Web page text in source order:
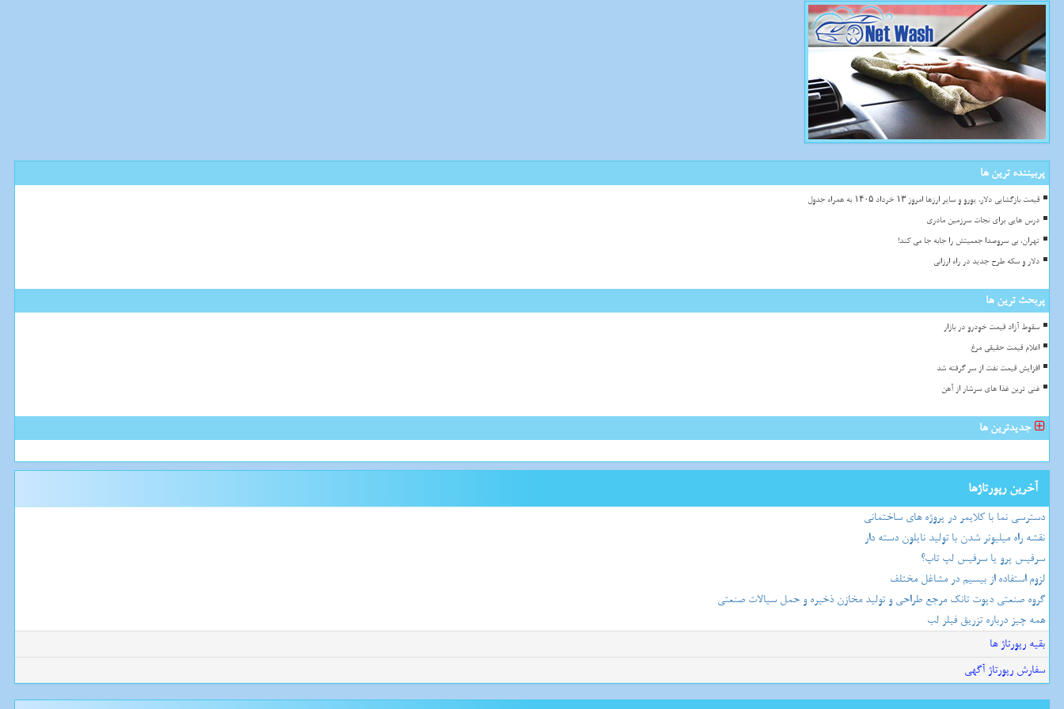
پربیننده ترین ها
قیمت بازگشایی دلار، یورو و سایر ارزها امروز ۱۳ خرداد ۱۴۰۵ به همراه جدول
درس هایی برای نجات سرزمین مادری
تهران، بی سروصدا جمعیتش را جابه جا می کند!
دلار و سکه طرح جدید در راه ارزانی
پربحث ترین ها
سقوط آزاد قیمت خودرو در بازار
اعلام قیمت حقیقی مرغ
افزایش قیمت نفت از سر گرفته شد
غنی ترین غذا های سرشار از آهن
جدیدترین ها
آخرین رپورتاژها
دسترسی نما با کلایمر در پروژه های ساختمانی
نقشه راه میلیونر شدن با تولید نایلون دسته دار
سرفیس پرو یا سرفیس لپ تاپ؟
لزوم استفاده از بیسیم در مشاغل مختلف
گروه صنعتی دپوت تانک مرجع طراحی و تولید مخازن ذخیره و حمل سیالات صنعتی
همه چیز درباره تزریق فیلر لب
بقیه رپورتاژ ها
سفارش رپورتاژ آگهی